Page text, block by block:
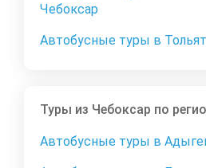
Чебоксар
Автобусные туры в
Туры из Чебоксар по
Автобусные туры в